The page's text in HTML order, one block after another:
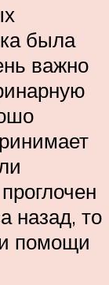
была
важно
назад, то
помощи